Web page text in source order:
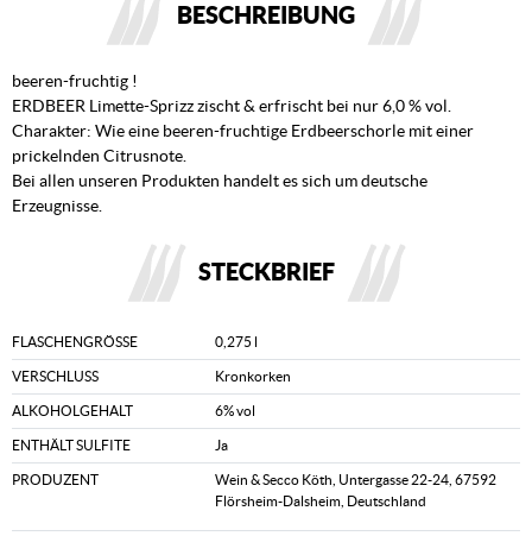
BESCHREIBUNG
beeren-fruchtig !
ERDBEER Limette-Sprizz zischt & erfrischt bei nur 6,0 % vol.
Charakter: Wie eine beeren-fruchtige Erdbeerschorle mit einer
prickelnden Citrusnote.
Bei allen unseren Produkten handelt es sich um deutsche
Erzeugnisse.
STECKBRIEF
FLASCHENGRÖSSE 0,275 l
VERSCHLUSS Kronkorken
ALKOHOLGEHALT 6% vol
ENTHÄLT SULFITE Ja
PRODUZENT
Wein & Secco Köth, Untergasse 22-24, 67592
Flörsheim-Dalsheim, Deutschland